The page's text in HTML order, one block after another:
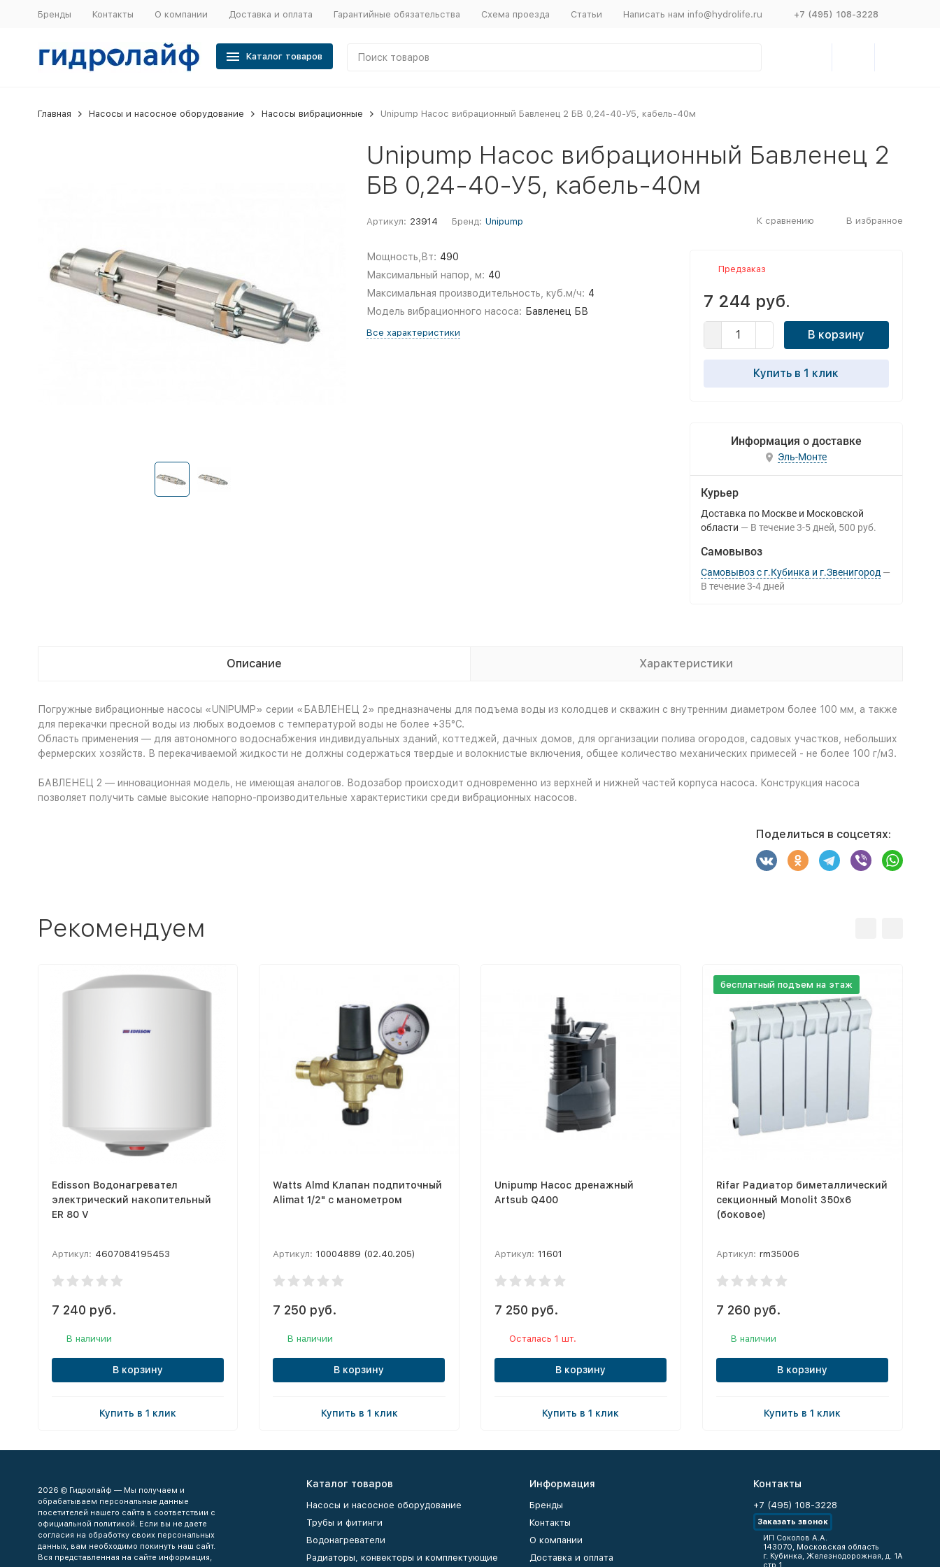
Бренды Контакты О компании Доставка и оплата Гарантийные обязательства Схема проезда Статьи Написать нам info@hydrolife.ru +7 (495) 108-3228
Каталог товаров
Главная Насосы и насосное оборудование Насосы вибрационные Unipump Насос вибрационный Бавленец 2 БВ 0,24-40-У5, кабель-40м
Unipump Насос вибрационный Бавленец 2
БВ 0,24-40-У5, кабель-40м
Артикул: 23914 Бренд: Unipump К сравнению В избранное
Мощность,Вт: 490
Максимальный напор, м: 40
Максимальная производительность, куб.м/ч: 4
Модель вибрационного насоса: Бавленец БВ
Все характеристики
Предзаказ
7 244 руб.
В корзину
Купить в 1 клик
Информация о доставке
Эль-Монте
Курьер
Доставка по Москве и Московской
области
В течение 3-5 дней 500 руб.
Самовывоз
Самовывоз с г.Кубинка и г.Звенигород
В течение 3-4 дней
Описание Характеристики
Погружные вибрационные насосы «UNIPUMP» серии «БАВЛЕНЕЦ 2» предназначены для подъема воды из колодцев и скважин с внутренним диаметром более 100 мм, а также
для перекачки пресной воды из любых водоемов с температурой воды не более +35°С.
Область применения — для автономного водоснабжения индивидуальных зданий, коттеджей, дачных домов, для организации полива огородов, садовых участков, небольших
фермерских хозяйств. В перекачиваемой жидкости не должны содержаться твердые и волокнистые включения, общее количество механических примесей - не более 100 г/м3.
БАВЛЕНЕЦ 2 — инновационная модель, не имеющая аналогов. Водозабор происходит одновременно из верхней и нижней частей корпуса насоса. Конструкция насоса
позволяет получить самые высокие напорно-производительные характеристики среди вибрационных насосов.
Поделиться в соцсетях:
Рекомендуем
Edisson Водонагревател
электрический накопительный
ER 80 V
Артикул: 4607084195453
7 240 руб.
В наличии
В корзину
Купить в 1 клик
Watts Almd Клапан подпиточный
Alimat 1/2" с манометром
Артикул: 10004889 (02.40.205)
7 250 руб.
В наличии
В корзину
Купить в 1 клик
Unipump Насос дренажный
Artsub Q400
Артикул: 11601
7 250 руб.
Осталась 1 шт.
В корзину
Купить в 1 клик
бесплатный подъем на этаж
Rifar Радиатор биметаллический
секционный Monolit 350х6
(боковое)
Артикул: rm35006
7 260 руб.
В наличии
В корзину
Купить в 1 клик
2026 © Гидролайф — Мы получаем и
обрабатываем персональные данные
посетителей нашего сайта в соответствии с
официальной политикой. Если вы не даете
согласия на обработку своих персональных
данных, вам необходимо покинуть наш сайт.
Вся представленная на сайте информация,
Каталог товаров
Насосы и насосное оборудование
Трубы и фитинги
Водонагреватели
Радиаторы, конвекторы и комплектующие
Информация
Бренды
Контакты
О компании
Доставка и оплата
Контакты
+7 (495) 108-3228
Заказать звонок
ИП Соколов А.А.
143070, Московская область
г. Кубинка, Железнодорожная, д. 1А